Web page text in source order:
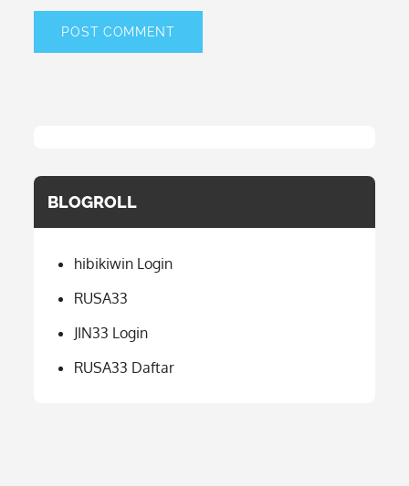
BLOGROLL
hibikiwin Login
RUSA33
JIN33 Login
RUSA33 Daftar